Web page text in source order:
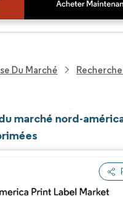
Du Marché
marché nord-